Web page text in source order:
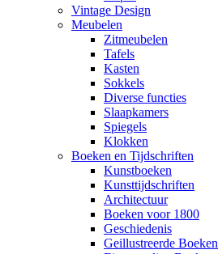
Vintage Design
Meubelen
Zitmeubelen
Tafels
Kasten
Sokkels
Diverse functies
Slaapkamers
Spiegels
Klokken
Boeken en Tijdschriften
Kunstboeken
Kunsttijdschriften
Architectuur
Boeken voor 1800
Geschiedenis
Geillustreerde Boeken